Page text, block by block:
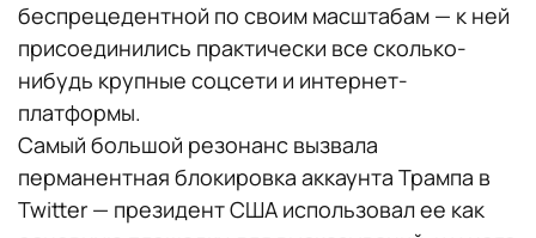
беспрецедентной по своим масштабам — к ней
присоединились практически все сколько-
нибудь крупные соцсети и интернет-
платформы.
Самый большой резонанс вызвала
перманентная блокировка аккаунта Трампа в
Twitter — президент США использовал ее как